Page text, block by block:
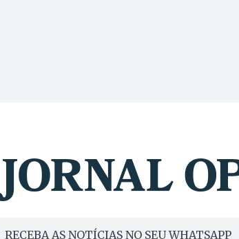
RECEBA AS NOTÍCIAS NO SEU WHATSAPP